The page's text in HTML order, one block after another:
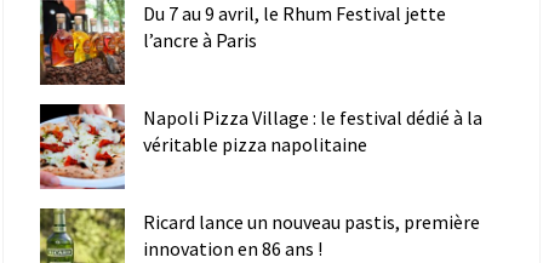
Du 7 au 9 avril, le Rhum Festival jette
l’ancre à Paris
Napoli Pizza Village : le festival dédié à la
véritable pizza napolitaine
Ricard lance un nouveau pastis, première
innovation en 86 ans !